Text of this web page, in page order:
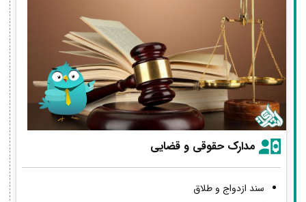
مدارک حقوقی و قضایی
سند ازدواج و طلاق